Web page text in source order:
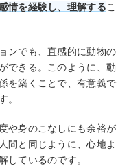
情を経験し、理解するこ
ンでも、直感的に動物の
できる。このように、動
を築くことで、有意義で
。
や身のこなしにも余裕が
間と同じように、心地よ
しているのです。